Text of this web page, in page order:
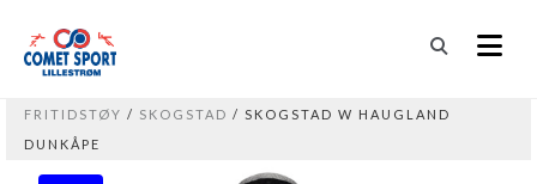
FRITIDSTØY / SKOGSTAD / SKOGSTAD W HAUGLAND
DUNKÅPE